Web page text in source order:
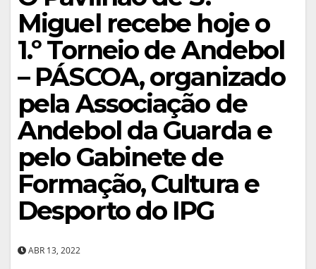
Miguel recebe hoje o
1.º Torneio de Andebol
– PÁSCOA, organizado
pela Associação de
Andebol da Guarda e
pelo Gabinete de
Formação, Cultura e
Desporto do IPG
ABR 13, 2022